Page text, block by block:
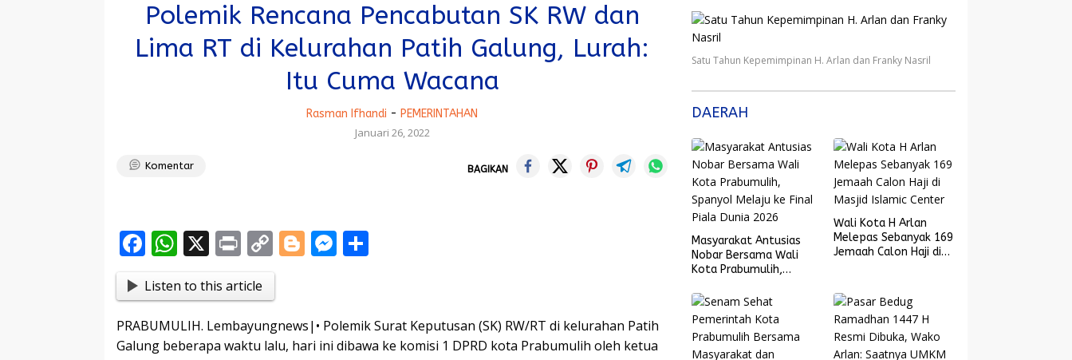
Polemik Rencana Pencabutan SK RW dan
Lima RT di Kelurahan Patih Galung, Lurah:
Itu Cuma Wacana
Rasman Ifhandi - PEMERINTAHAN
Januari 26, 2022
Komentar BAGIKAN
F
e
b
o
W
at
s
A
X Pr
t
C
o
p
y
Li
Bl
g
er
M
e
n
e
Listen to this article
PRABUMULIH. Lembayungnews|• Polemik Surat Keputusan (SK) RW/RT di kelurahan Patih
Galung beberapa waktu lalu, hari ini dibawa ke komisi 1 DPRD kota Prabumulih oleh ketua
Satu Tahun Kepemimpinan H. Arlan dan Franky Nasril
DAERAH
Masyarakat Antusias
Nobar Bersama Wali
Kota Prabumulih,
Final Piala Dunia 2026
Wali Kota H Arlan
Melepas Sebanyak 169
Jemaah Calon Haji di